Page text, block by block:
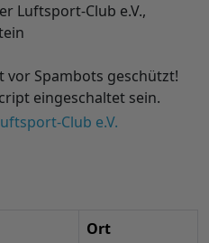
Luftsport-Club e.V.,
vor Spambots geschützt!
eingeschaltet sein.
Ort